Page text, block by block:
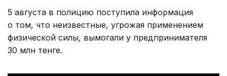
5 августа в полицию поступила информация
о том, что неизвестные, угрожая применением
физической силы, вымогали у предпринимателя
30 млн тенге.